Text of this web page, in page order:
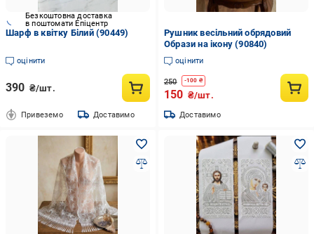
Безкоштовна доставка
в поштомати Епіцентр
Шарф в квітку Білий (90449)
оцінити
390 ₴/шт.
Привеземо Доставимо
Рушник весільний обрядовий
Образи на ікону (90840)
оцінити
250 -100 ₴
150 ₴/шт.
Доставимо